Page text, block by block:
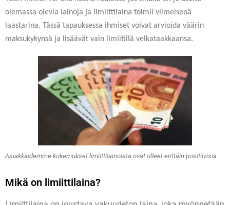
olemassa olevia lainoja ja limiittilaina toimii viimeisenä
laastarina. Tässä tapauksessa ihmiset voivat arvioida väärin
maksukykynsä ja lisäävät vain limiitillä velkataakkaansa.
Asiakkaidemme kokemukset limiittilainoista ovat olleet erittäin positiivisia.
Mikä on limiittilaina?